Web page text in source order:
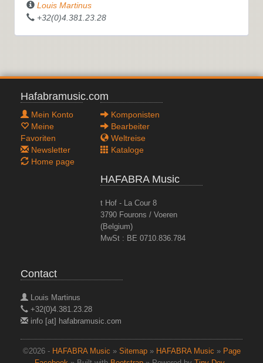
Louis Martinus
+32(0)4.381.23.28
Hafabramusic.com
Mein Konto
Meine
Favoriten
Newsletter
Home page
Komponisten
Bearbeiter
Weltreise
Kataloge
HAFABRA Music
t Hof - La Cour 8
3790 Fourons / Voeren
(Belgium)
MwSt : BE 0710.836.784
Contact
Louis Martinus
+32(0)4.381.23.28
info [at] hafabramusic.com
©2026 - HAFABRA Music » Sitemap» HAFABRA Music » Page